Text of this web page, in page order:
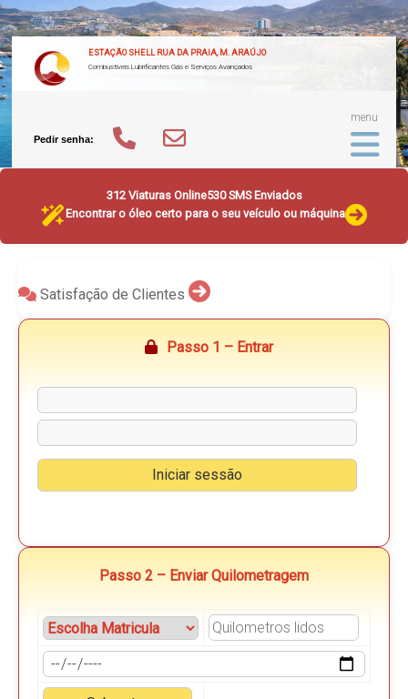
ESTAÇÃO SHELL RUA DA PRAIA, M. ARAÚJO
Combustíveis Lubrificantes Gás e Serviços Avançados
menu
Pedir senha:
312 Viaturas Online530 SMS Enviados
Encontrar o óleo certo para o seu veículo ou máquina
Satisfação de Clientes
Passo 1 – Entrar
Passo 2 – Enviar Quilometragem